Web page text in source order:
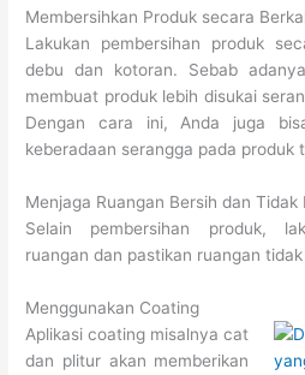
Membersihkan Produk secara
Lakukan pembersihan produk
debu dan kotoran. Sebab
membuat produk lebih disukai
Dengan cara ini, Anda juga
keberadaan serangga pada produk
Menjaga Ruangan Bersih dan Tidak
Selain pembersihan produk,
ruangan dan pastikan ruangan
Menggunakan Coating
Aplikasi coating misalnya cat
dan plitur akan memberikan